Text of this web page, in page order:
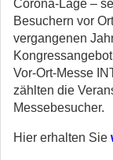
Corona-Lage –
Besuchern vor
vergangenen
Vor-Ort-Messe
zählten die
Messebesucher.
Hier erhalten Sie